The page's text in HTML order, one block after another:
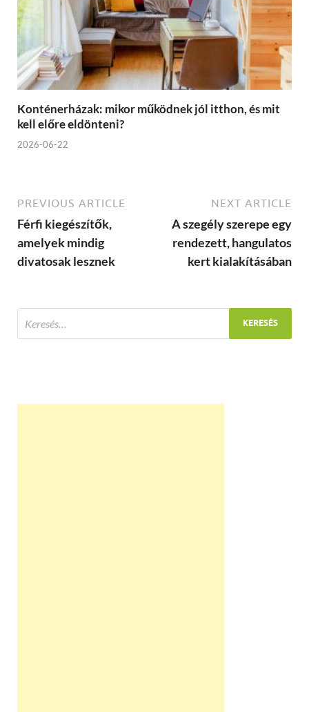
Konténerházak: mikor működnek jól itthon, és mit
kell előre eldönteni?
2026-06-22
PREVIOUS ARTICLE
Férfi kiegészítők,
amelyek mindig
divatosak lesznek
NEXT ARTICLE
A szegély szerepe egy
rendezett, hangulatos
kert kialakításában